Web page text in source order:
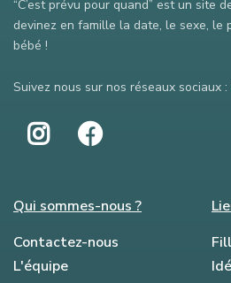
“C’est prévu pour quand” est un site
devinez en famille la date, le sexe,
bébé !
Suivez nous sur nos réseaux sociaux
Qui sommes-nous ?
Contactez-nous
L'équipe